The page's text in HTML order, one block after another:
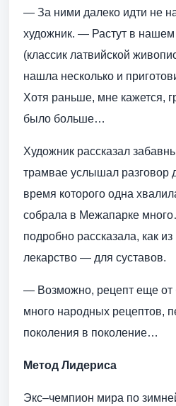
— За ними далеко идти не
художник. — Растут в
(классик латвийской
нашла несколько и
Хотя раньше, мне кажется,
было больше…
Художник рассказал
трамвае услышал разговор
время которого одна
собрала в Межапарке
подробно рассказала, как из
лекарство — для суставов.
— Возможно, рецепт еще от
много народных рецептов,
поколения в поколение…
Метод Лидериса
Экс–чемпион мира по